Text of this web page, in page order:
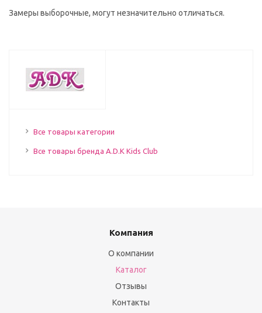
Замеры выборочные, могут незначительно отличаться.
Все товары категории
Все товары бренда A.D.K Kids Club
Компания
О компании
Каталог
Отзывы
Контакты